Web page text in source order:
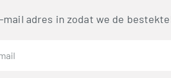
mail adres in zodat we de